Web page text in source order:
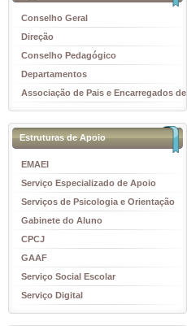
Conselho Geral
Direção
Conselho Pedagógico
Departamentos
Associação de Pais e Encarregados de
Educação
Estruturas de Apoio
EMAEI
Serviço Especializado de Apoio
Educativo
Serviços de Psicologia e Orientação
(SPO)
Gabinete do Aluno
CPCJ
GAAF
Serviço Social Escolar
Serviço Digital